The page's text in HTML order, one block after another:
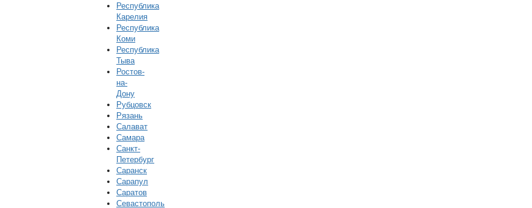
Республика
Карелия
Республика
Коми
Республика
Тыва
Ростов-
на-
Дону
Рубцовск
Рязань
Салават
Самара
Санкт-
Петербург
Саранск
Сарапул
Саратов
Севастополь